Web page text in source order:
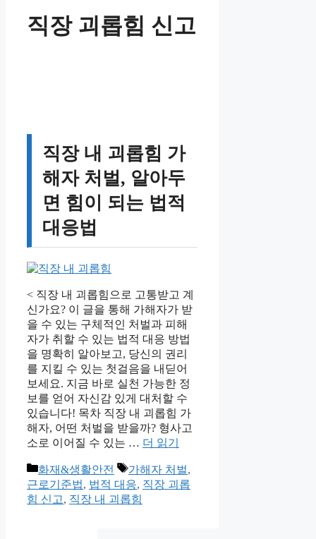
직장 괴롭힘 신고
직장 내 괴롭힘 가
해자 처벌, 알아두
면 힘이 되는 법적
대응법
< 직장 내 괴롭힘으로 고통받고 계
신가요? 이 글을 통해 가해자가 받
을 수 있는 구체적인 처벌과 피해
자가 취할 수 있는 법적 대응 방법
을 명확히 알아보고, 당신의 권리
를 지킬 수 있는 첫걸음을 내딛어
보세요. 지금 바로 실천 가능한 정
보를 얻어 자신감 있게 대처할 수
있습니다! 목차 직장 내 괴롭힘 가
해자, 어떤 처벌을 받을까? 형사고
소로 이어질 수 있는 … 더 읽기
카
테
고
화재&생활안전
태
그
가해자 처벌,
근로기준법, 법적 대응, 직장 괴롭
힘 신고, 직장 내 괴롭힘